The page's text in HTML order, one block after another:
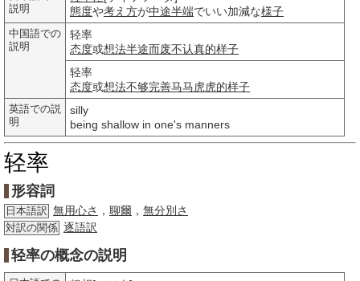
説明
態度や考え方が中途半端でいい加減な様子
中国語での
説明
轻率
态度或想法半途而废不认真的样子
轻率
态度或想法不够完善马马虎虎的样子
英語での説
明
silly
being shallow in one's manners
轻率
形容詞
日本語訳 無用心さ ， 聊爾 ， 無分別さ
対訳の関係 逐語訳
轻率の概念の説明